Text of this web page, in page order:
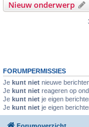
Nieuw onderwerp
FORUMPERMISSIES
Je kunt niet nieuwe
Je kunt niet reageren op
Je kunt niet je eigen
Je kunt niet je eigen